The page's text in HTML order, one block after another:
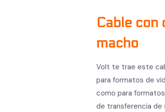
Cable con
macho
Volt te trae este
para formatos de
como para
de transferencia de